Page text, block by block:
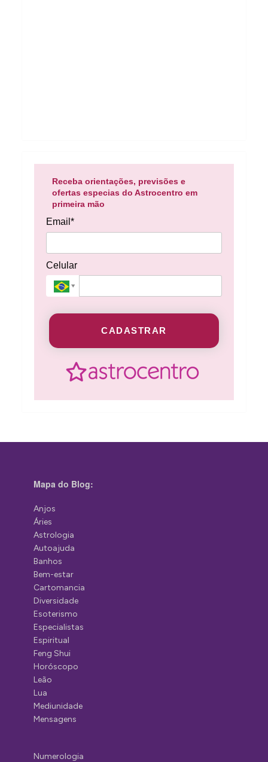
Receba orientações, previsões e
ofertas especias do Astrocentro em
primeira mão
Email*
Celular
CADASTRAR
Mapa do Blog:
Anjos
Áries
Astrologia
Autoajuda
Banhos
Bem-estar
Cartomancia
Diversidade
Esoterismo
Especialistas
Espiritual
Feng Shui
Horóscopo
Leão
Lua
Mediunidade
Mensagens
Numerologia